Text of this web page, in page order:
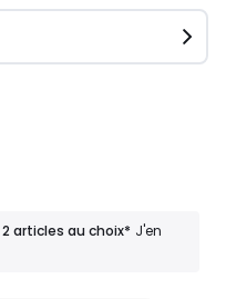
articles au choix* J'en